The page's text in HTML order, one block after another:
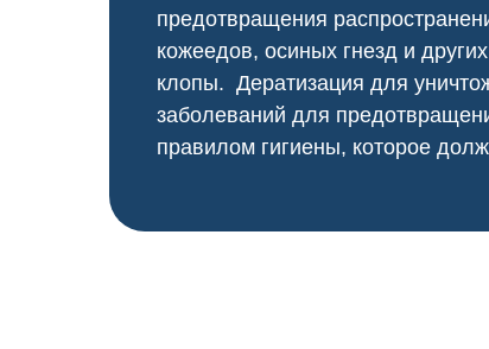
предотвращения
кожеедов, осиных гнезд и
клопы. Дератизация для
заболеваний для
правилом гигиены, которое